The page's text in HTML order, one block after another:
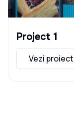
Project 1
Vezi